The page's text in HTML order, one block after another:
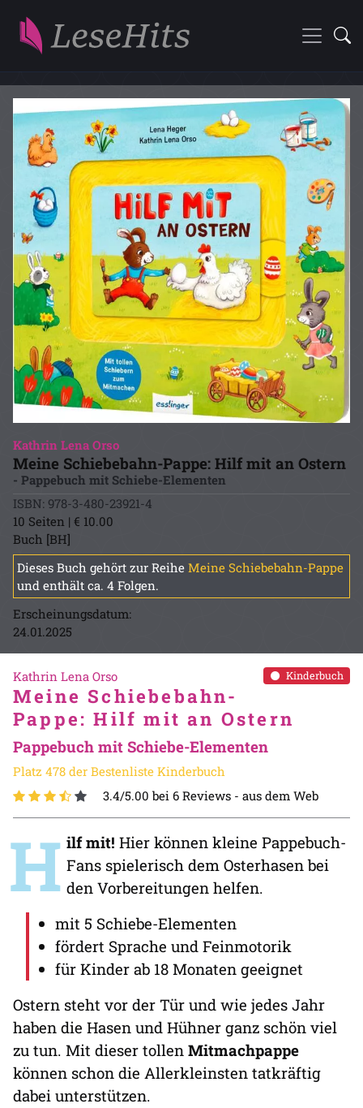
Kathrin Lena Orso
Meine Schiebebahn-Pappe: Hilf mit an Ostern
- Pappebuch mit Schiebe-Elementen
ISBN: 978-3-480-23921-4
10 Seiten | € 10.00
Buch [BH]
Dieses Buch gehört zur Reihe Meine Schiebebahn-Pappe
und enthält ca. 4 Folgen.
Erscheinungsdatum:
24.01.2025
Kinderbuch
Kathrin Lena Orso
Meine Schiebebahn-
Pappe: Hilf mit an Ostern
Pappebuch mit Schiebe-Elementen
Platz 478 der Bestenliste Kinderbuch
3.4/5.00 bei 6 Reviews - aus dem Web
H ilf mit! Hier können kleine Pappebuch-
Fans spielerisch dem Osterhasen bei
den Vorbereitungen helfen.
mit 5 Schiebe-Elementen
fördert Sprache und Feinmotorik
für Kinder ab 18 Monaten geeignet
Ostern steht vor der Tür und wie jedes Jahr
haben die Hasen und Hühner ganz schön viel
zu tun. Mit dieser tollen Mitmachpappe
können schon die Allerkleinsten tatkräftig
dabei unterstützen.